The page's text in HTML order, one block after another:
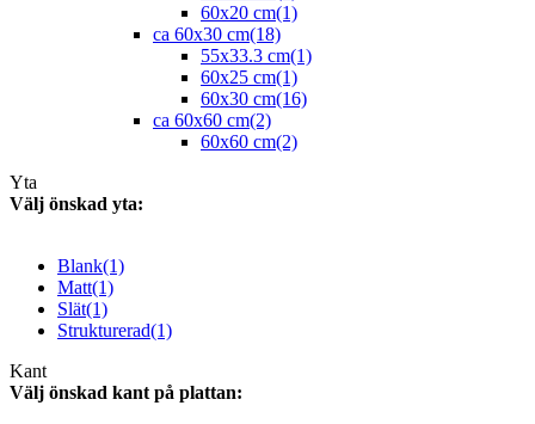
60x20 cm(1)
ca 60x30 cm(18)
55x33.3 cm(1)
60x25 cm(1)
60x30 cm(16)
ca 60x60 cm(2)
60x60 cm(2)
Yta
Välj önskad yta:
Blank(1)
Matt(1)
Slät(1)
Strukturerad(1)
Kant
Välj önskad kant på plattan: